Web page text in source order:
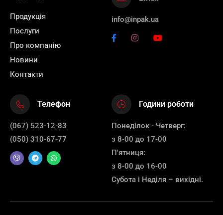
Продукція
Послуги
Про компанію
Новини
Контакти
info@inpak.ua
Телефон
(067) 523-12-83
(050) 310-67-77
Години роботи
Понеділок - Четверг:
з 8-00 до 17-00
П'ятниця:
з 8-00 до 16-00
Субота і Неділя – вихідні.